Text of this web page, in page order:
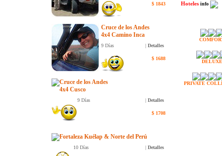
$ 1843
Cruce de los Andes
4x4 Camino Inca
| Detalles
9 Días
$ 1688
Cruce de los Andes
4x4 Cusco
| Detalles
9 Días
$ 1708
Fortaleza Kuélap & Norte del Perú
| Detalles
10 Días
Hoteles info
DELUXE
PRIVATE